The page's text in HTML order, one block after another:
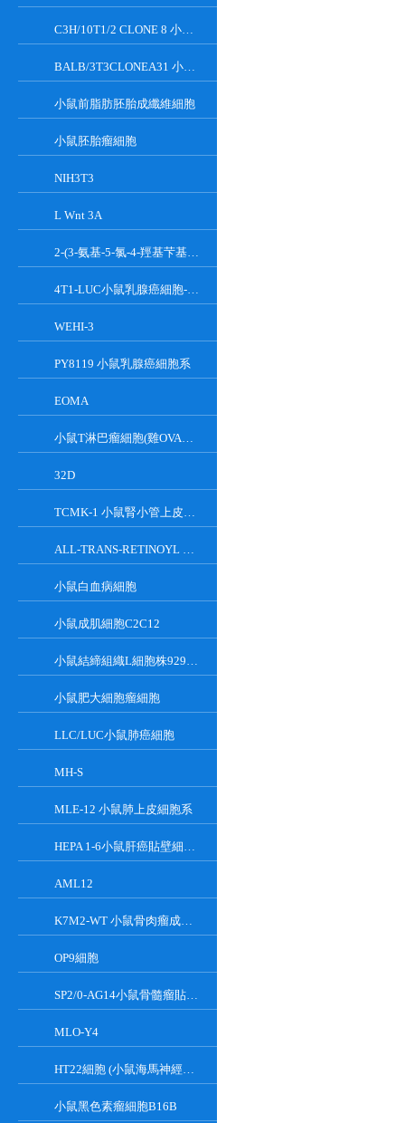
C3H/10T1/2 CLONE 8 小鼠胚胎成纖維細胞系
BALB/3T3CLONEA31 小鼠胚胎成纖維細胞
小鼠前脂肪胚胎成纖維細胞
小鼠胚胎瘤細胞
NIH3T3
L Wnt 3A
2-(3-氨基-5-氯-4-羥基芐基)-1H-異吲哚-1,3(2H)-二酮
4T1-LUC小鼠乳腺癌細胞-熒光素酶標記
WEHI-3
PY8119 小鼠乳腺癌細胞系
EOMA
小鼠T淋巴瘤細胞(雞OVA基因修飾)
32D
TCMK-1 小鼠腎小管上皮細胞系
ALL-TRANS-RETINOYL B-GLUCURONIDE
小鼠白血病細胞
小鼠成肌細胞C2C12
小鼠結締組織L細胞株929克隆
小鼠肥大細胞瘤細胞
LLC/LUC小鼠肺癌細胞
MH-S
MLE-12 小鼠肺上皮細胞系
HEPA 1-6小鼠肝癌貼壁細胞系
AML12
K7M2-WT 小鼠骨肉瘤成骨細胞系
OP9細胞
SP2/0-AG14小鼠骨髓瘤貼壁細胞系
MLO-Y4
HT22細胞 (小鼠海馬神經元細胞) (STR鑒定正確)
小鼠黑色素瘤細胞B16B